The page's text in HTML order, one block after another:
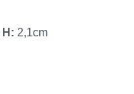
H: 2,1cm